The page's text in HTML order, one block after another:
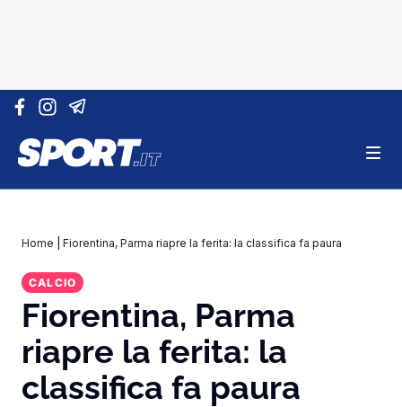
Vai al contenuto
Home Fiorentina, Parma riapre la ferita: la classifica fa paura
CALCIO
Fiorentina, Parma
riapre la ferita: la
classifica fa paura